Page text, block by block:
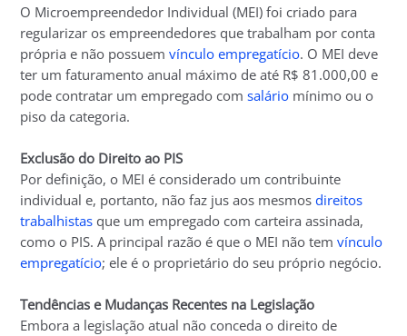
O Microempreendedor Individual (MEI) foi criado para
regularizar os empreendedores que trabalham por conta
própria e não possuemvínculo empregatício. O MEI deve
ter um faturamento anual máximo de até R$ 81.000,00 e
pode contratar um empregado comsalário mínimo ou o
piso da categoria.
Exclusão do Direito ao PIS
Por definição, o MEI é considerado um contribuinte
individual e, portanto, não faz jus aos mesmosdireitos
trabalhistas que um empregado com carteira assinada,
como o PIS. A principal razão é que o MEI não temvínculo
empregatício; ele é o proprietário do seu próprio negócio.
Tendências e Mudanças Recentes na Legislação
Embora a legislação atual não conceda o direito de